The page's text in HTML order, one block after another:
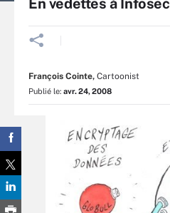
En vedettes à Infosec
François Cointe, Cartoonist
Publié le: avr. 24, 2008